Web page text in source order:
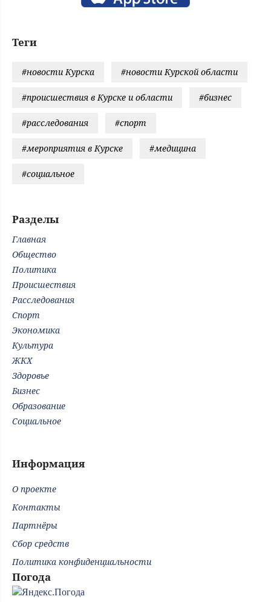
Теги
#новости Курска #новости Курской области
#происшествия в Курске и области #бизнес
#расследования #спорт
#мероприятия в Курске #медицина
#социальное
Разделы
Главная
Общество
Политика
Происшествия
Расследования
Спорт
Экономика
Культура
ЖКХ
Здоровье
Бизнес
Образование
Социальное
Информация
О проекте
Контакты
Партнёры
Сбор средств
Политика конфиденциальности
Погода